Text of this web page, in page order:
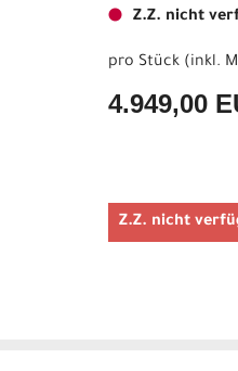
Z.Z. nicht
pro Stück (inkl.
4.949,00
Z.Z. nicht